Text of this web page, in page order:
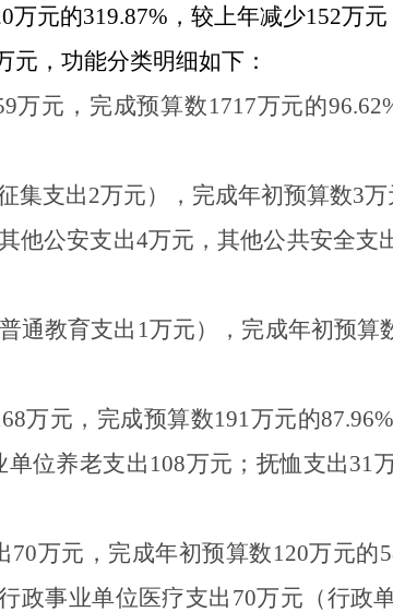
万元的319.87%， 较上年减少152万元
元，功能分类明细如下：
万元，完成预算数1717万元的96.62
集支出2万元），完成年初预算数3万
他公安支出4万元，其他公共安全支
通教育支出 1万元），完成年初预算
万元，完成预算数191万元的87.96%
单位养老支出 108万元；抚恤支出31
70万元，完成年初预算数120万元的
政事业单位医疗支出 70万元（行政